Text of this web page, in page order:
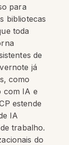
para
bibliotecas
toda
de
já
como
com IA e
estende
IA
trabalho.
do